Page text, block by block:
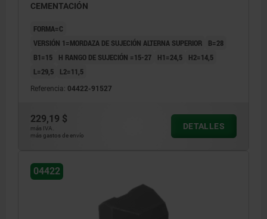
CEMENTACIÓN
FORMA=C
VERSIÓN 1=MORDAZA DE SUJECIÓN ALTERNA SUPERIOR
B=28
B1=15
H RANGO DE SUJECIÓN =15-27 H1=24,5
H2=14,5
L=29,5
L2=11,5
Referencia: 04422-91527
229,19 $
más IVA.
más gastos de envío
DETALLES
04422